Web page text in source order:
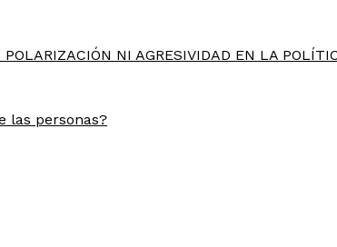
NI AGRESIVIDAD EN LA
las personas?